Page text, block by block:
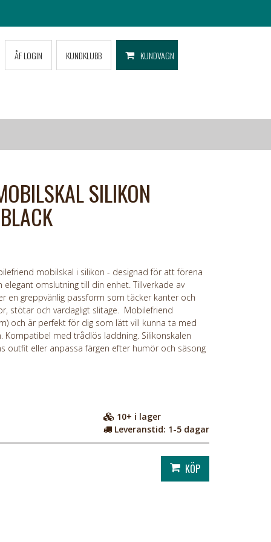
ÅF LOGIN KUNDKLUBB KUNDVAGN
SILIKON
mobilskal i silikon - designad för att förena
omslutning till din enhet. Tillverkade av
en greppvänlig passform som täcker kanter och
stötar och vardagligt slitage. Mobilefriend
och är perfekt för dig som lätt vill kunna ta med
Kompatibel med trådlös laddning. Silikonskalen
outfit eller anpassa färgen efter humör och säsong
10+ i lager
Leveranstid: 1-5 dagar